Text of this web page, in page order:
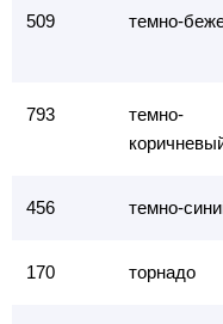
509 темно-
793
темно-
456 темно-
170 торнадо